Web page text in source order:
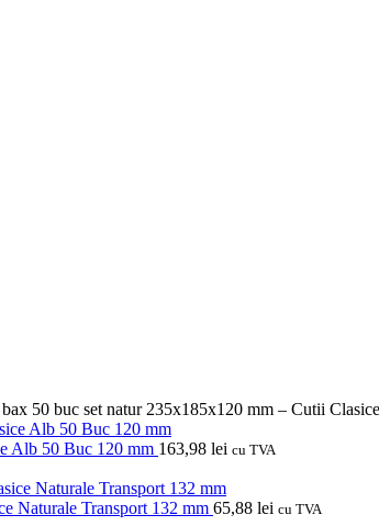
50 buc set natur 235x185x120 mm – Cutii
Alb 50 Buc 120 mm 163,98 lei cu TVA
Naturale Transport 132 mm 65,88 lei cu TVA